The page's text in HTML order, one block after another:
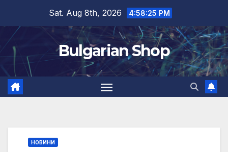
content
Sat. Aug 8th, 2026 4:58:25 PM
Bulgarian Shop
НОВИНИ